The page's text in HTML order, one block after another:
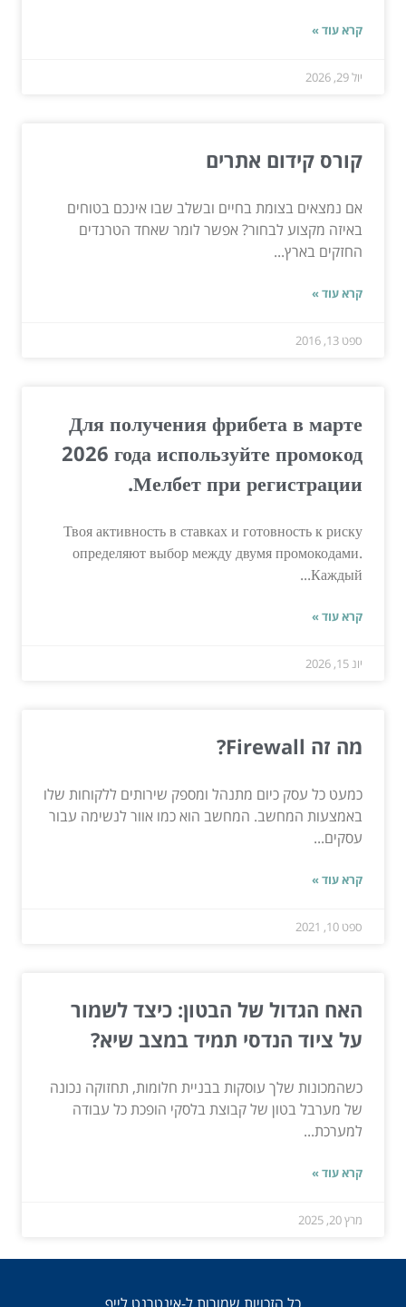
קרא עוד »
יול 29, 2026
קורס קידום אתרים
אם נמצאים בצומת בחיים ובשלב שבו אינכם בטוחים
באיזה מקצוע לבחור? אפשר לומר שאחד הטרנדים
החזקים בארץ...
קרא עוד »
ספט 13, 2016
Для получения фрибета в марте
2026 года используйте промокод
Мелбет при регистрации.
Твоя активность в ставках и готовность к риску
определяют выбор между двумя промокодами.
Каждый...
קרא עוד »
יונ 15, 2026
מה זה Firewall?
כמעט כל עסק כיום מתנהל ומספק שירותים ללקוחות שלו
באמצעות המחשב. המחשב הוא כמו אוור לנשימה עבור
עסקים...
קרא עוד »
ספט 10, 2021
האח הגדול של הבטון: כיצד לשמור
על ציוד הנדסי תמיד במצב שיא?
כשהמכונות שלך עוסקות בבניית חלומות, תחזוקה נכונה
של מערבל בטון של קבוצת בלסקי הופכת כל עבודה
למערכת...
קרא עוד »
מרץ 20, 2025